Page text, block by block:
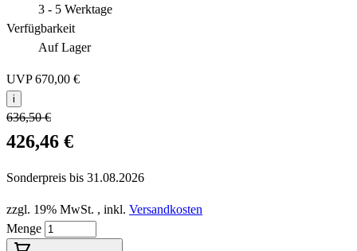
3 - 5 Werktage
Verfügbarkeit
Auf Lager
UVP670,00 €
i
636,50 €
426,46 €
Sonderpreis bis 31.08.2026
zzgl. 19% MwSt. , inkl. Versandkosten
Menge